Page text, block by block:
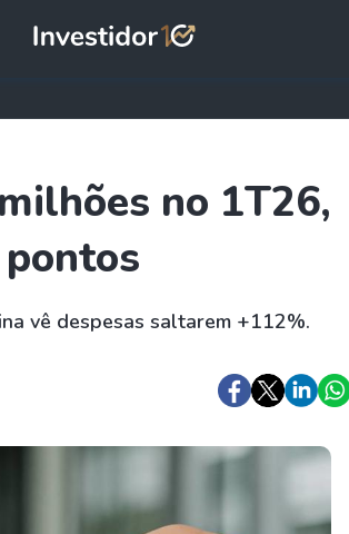
no 1T26,
vê despesas saltarem +112%.